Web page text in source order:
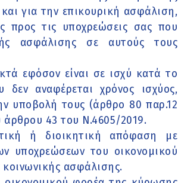
για την επικουρική ασφάλιση,
προς τις υποχρεώσεις σας που
ασφάλισης σε αυτούς τους
εφόσον είναι σε ισχύ κατά το
αναφέρεται χρόνος ισχύος,
υποβολή τους (άρθρο 80 παρ.12
43 του Ν.4605/2019.
ή διοικητική απόφαση με
υποχρεώσεων του οικονομικού
ασφάλισης.